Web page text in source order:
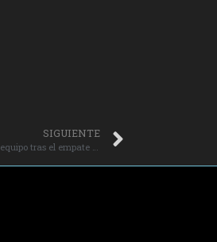
SIGUIENTE